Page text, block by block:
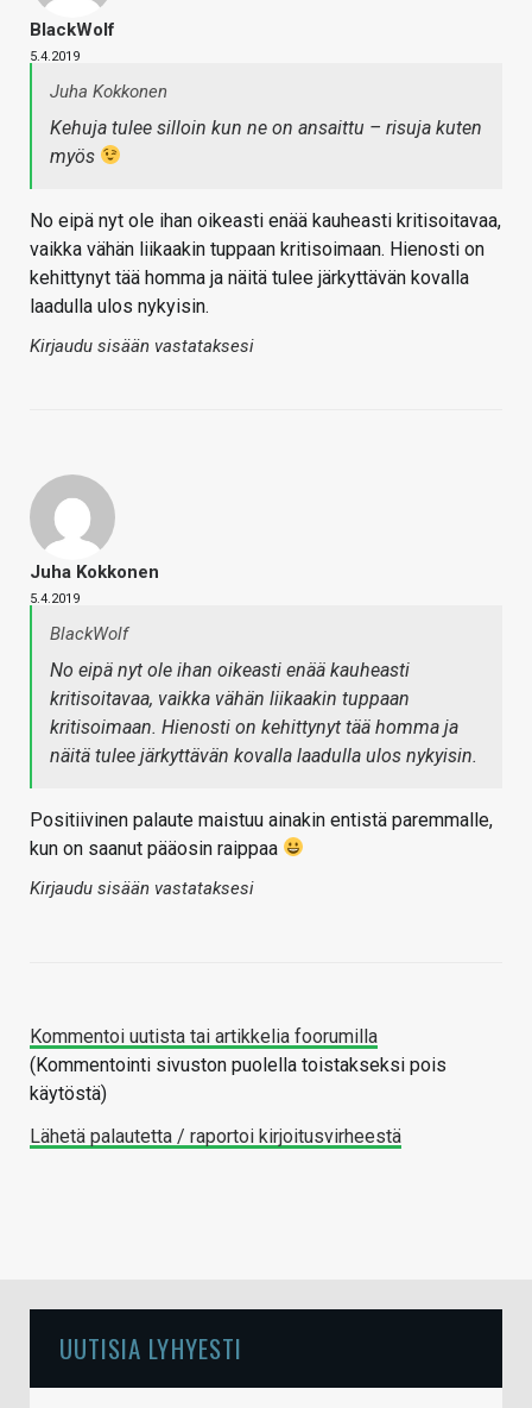
BlackWolf
5.4.2019
Juha Kokkonen
Kehuja tulee silloin kun ne on ansaittu – risuja kuten
myös
No eipä nyt ole ihan oikeasti enää kauheasti kritisoitavaa,
vaikka vähän liikaakin tuppaan kritisoimaan. Hienosti on
kehittynyt tää homma ja näitä tulee järkyttävän kovalla
laadulla ulos nykyisin.
Kirjaudu sisään vastataksesi
Juha Kokkonen
5.4.2019
BlackWolf
No eipä nyt ole ihan oikeasti enää kauheasti
kritisoitavaa, vaikka vähän liikaakin tuppaan
kritisoimaan. Hienosti on kehittynyt tää homma ja
näitä tulee järkyttävän kovalla laadulla ulos nykyisin.
Positiivinen palaute maistuu ainakin entistä paremmalle,
kun on saanut pääosin raippaa
Kirjaudu sisään vastataksesi
Kommentoi uutista tai artikkelia foorumilla
(Kommentointi sivuston puolella toistakseksi pois
käytöstä)
Lähetä palautetta / raportoi kirjoitusvirheestä
UUTISIA LYHYESTI